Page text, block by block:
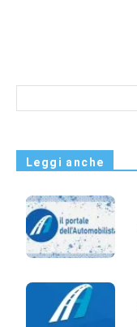
Leggi anche